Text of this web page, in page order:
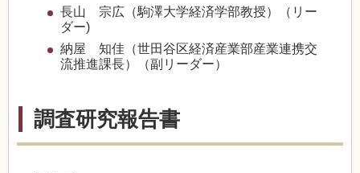
長山 宗広（駒澤大学経済学部教授）（リー
ダー)
納屋 知佳（世田谷区経済産業部産業連携交
流推進課長）（副リーダー）
調査研究報告書